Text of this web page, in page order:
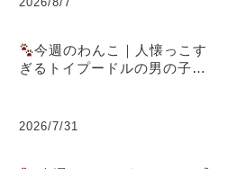
今週のわんこ｜人懐っこす
ぎるトイプードルの男の子ラ
2026/7/31